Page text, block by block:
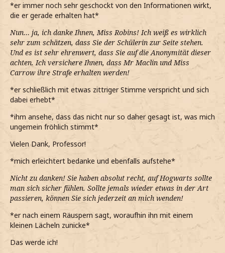
*er immer noch sehr geschockt von den Informationen wirkt,
die er gerade erhalten hat*
Nun… ja, ich danke Ihnen, Miss Robins! Ich weiß es wirklich
sehr zum schätzen, dass Sie der Schülerin zur Seite stehen.
Und es ist sehr ehrenwert, dass Sie auf die Anonymität dieser
achten. Ich versichere Ihnen, dass Mr Maclin und Miss
Carrow ihre Strafe erhalten werden!
*er schließlich mit etwas zittriger Stimme verspricht und sich
dabei erhebt*
*ihm ansehe, dass das nicht nur so daher gesagt ist, was mich
ungemein fröhlich stimmt*
Vielen Dank, Professor!
*mich erleichtert bedanke und ebenfalls aufstehe*
Nicht zu danken! Sie haben absolut recht, auf Hogwarts sollte
man sich sicher fühlen. Sollte jemals wieder etwas in der Art
passieren, können Sie sich jederzeit an mich wenden!
*er nach einem Räuspern sagt, woraufhin ihn mit einem
kleinen Lächeln zunicke*
Das werde ich!